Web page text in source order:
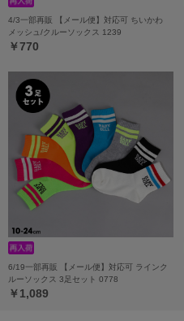
4/3一部再販 【メール便】対応可 ちいかわ
メッシュ/クルーソックス 1239
￥770
6/19一部再販 【メール便】対応可 ラインク
ルーソックス 3足セット 0778
￥1,089